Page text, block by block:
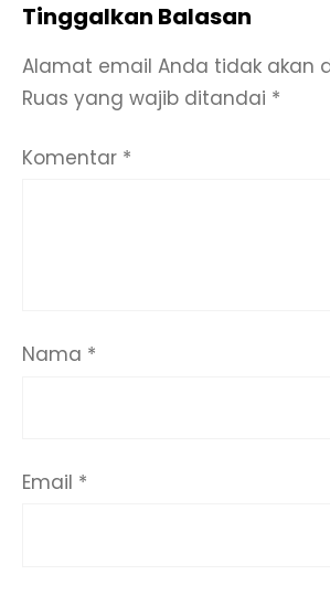
Tinggalkan Balasan
Alamat email Anda tidak akan
Ruas yang wajib ditandai *
Komentar *
Nama *
Email *